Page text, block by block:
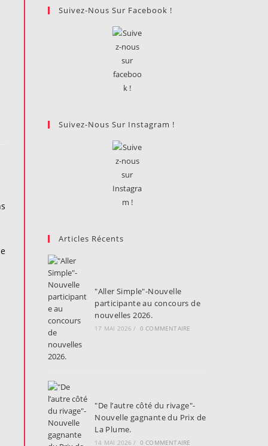
Suivez-Nous Sur Facebook !
Suivez-Nous Sur Instagram !
Articles Récents
"Aller Simple"-Nouvelle
participante au concours de
nouvelles 2026.
17 MAI 2026 / 0 COMMENTAIRE
"De l’autre côté du rivage"-
Nouvelle gagnante du Prix de
La Plume.
14 MAI 2026 / 0 COMMENTAIRE